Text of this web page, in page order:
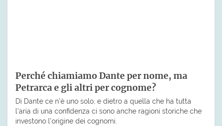
Perché chiamiamo Dante per nome, ma
Petrarca e gli altri per cognome?
Di Dante ce n’è uno solo, e dietro a quella che ha tutta
l’aria di una confidenza ci sono anche ragioni storiche che
investono l’origine dei cognomi.